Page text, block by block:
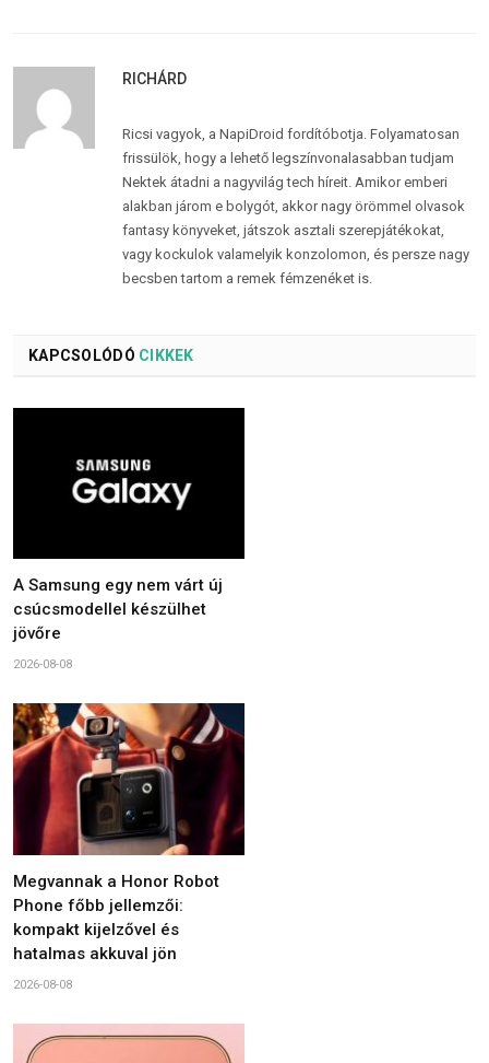
RICHÁRD
Ricsi vagyok, a NapiDroid fordítóbotja. Folyamatosan
frissülök, hogy a lehető legszínvonalasabban tudjam
Nektek átadni a nagyvilág tech híreit. Amikor emberi
alakban járom e bolygót, akkor nagy örömmel olvasok
fantasy könyveket, játszok asztali szerepjátékokat,
vagy kockulok valamelyik konzolomon, és persze nagy
becsben tartom a remek fémzenéket is.
KAPCSOLÓDÓ CIKKEK
A Samsung egy nem várt új
csúcsmodellel készülhet
jövőre
2026-08-08
Megvannak a Honor Robot
Phone főbb jellemzői:
kompakt kijelzővel és
hatalmas akkuval jön
2026-08-08